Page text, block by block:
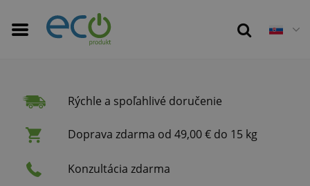
Rýchle a spoľahlivé doručenie
Doprava zdarma od 49,00 € do 15 kg
Konzultácia zdarma